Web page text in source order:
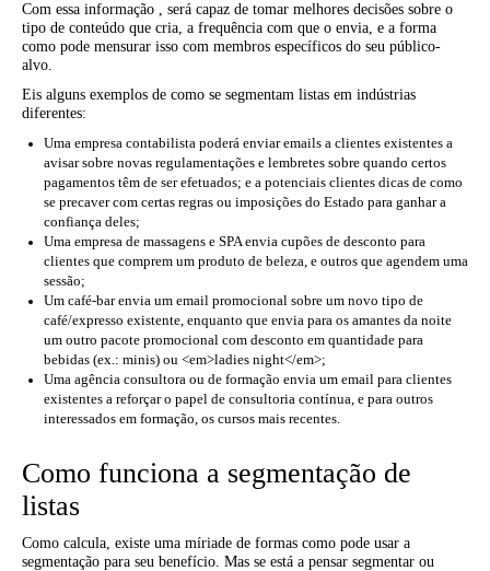
Com essa informação , será capaz de tomar melhores decisões sobre o
tipo de conteúdo que cria, a frequência com que o envia, e a forma
como pode mensurar isso com membros específicos do seu público-
alvo.
Eis alguns exemplos de como se segmentam listas em indústrias
diferentes:
Uma empresa contabilista poderá enviar emails a clientes existentes a
avisar sobre novas regulamentações e lembretes sobre quando certos
pagamentos têm de ser efetuados; e a potenciais clientes dicas de como
se precaver com certas regras ou imposições do Estado para ganhar a
confiança deles;
Uma empresa de massagens e SPA envia cupões de desconto para
clientes que comprem um produto de beleza, e outros que agendem uma
sessão;
Um café-bar envia um email promocional sobre um novo tipo de
café/expresso existente, enquanto que envia para os amantes da noite
um outro pacote promocional com desconto em quantidade para
bebidas (ex.: minis) ou <em>ladies night</em>;
Uma agência consultora ou de formação envia um email para clientes
existentes a reforçar o papel de consultoria contínua, e para outros
interessados em formação, os cursos mais recentes.
Como funciona a segmentação de
listas
Como calcula, existe uma míriade de formas como pode usar a
segmentação para seu benefício. Mas se está a pensar segmentar ou